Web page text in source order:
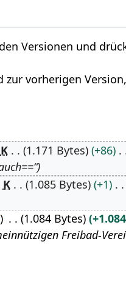
Versionen und
zur vorherigen Version,
K 1.171 Bytes +86
K 1.085 Bytes +1
1.084 Bytes +1.084
Freibad-